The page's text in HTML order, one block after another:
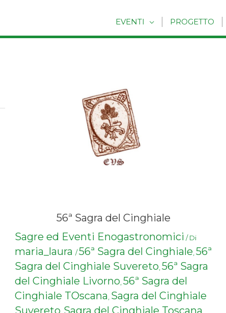
EVENTI PROGETTO
56ª Sagra del Cinghiale
Sagre ed Eventi Enogastronomici / Di
maria_laura /56ª Sagra del Cinghiale,56ª
Sagra del Cinghiale Suvereto,56ª Sagra
del Cinghiale Livorno,56ª Sagra del
Cinghiale TOscana, Sagra del Cinghiale
Suvereto Sagra del Cinghiale Toscana